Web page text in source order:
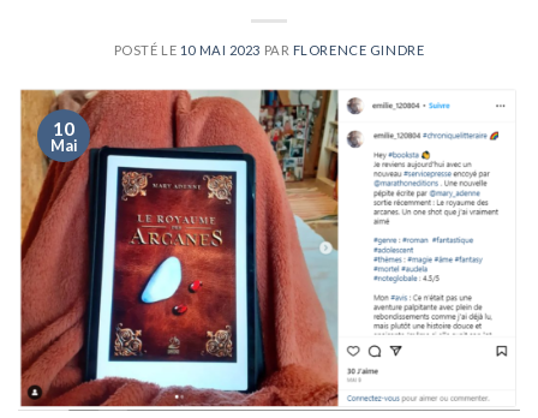
POSTÉ LE 10 MAI 2023 PAR FLORENCE GINDRE
10
Mai